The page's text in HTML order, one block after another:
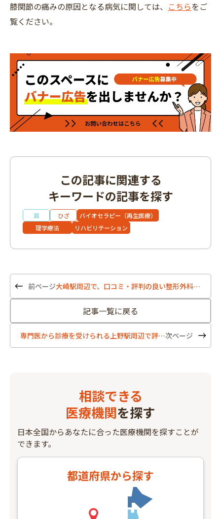
膝関節の痛みの原因となる病気に関しては、 こちらをご
覧ください。
この記事に関連する
キーワードの記事を探す
肩 ひざ
バイオセラピー（再生医療）
理学療法
リハビリテーション
大崎駅周辺で、口コミ・評判の良い整形外科5選
記事一覧に戻る
専門医から診療を受けられる上野駅周辺で評判の良い整形外科5選
相談できる
医療機関を探す
日本全国からあなたに合った医療機関を探すことが
できます。
都道府県から探す